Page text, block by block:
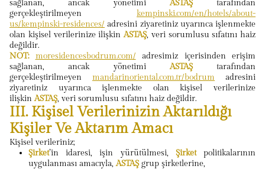
sağlanan, ancak yönetimiASTAŞtarafından
gerçekleştirilmeyen kempinski.com/en/hotels/about-
us/kempinski-residences/ adresini ziyaretiniz uyarınca işlenmekte
olan kişisel verilerinize ilişkinASTAŞ, veri sorumlusu sıfatını haiz
değildir.
NOT:
moresidencesbodrum.com/ adresimiz içerisinden erişim
sağlanan, ancak yönetimiASTAŞtarafından
gerçekleştirilmeyen mandarinoriental.com.tr/bodrum adresini
ziyaretiniz uyarınca işlenmekte olan kişisel verilerinize
ilişkinASTAŞ, veri sorumlusu sıfatını haiz değildir.
III. Kişisel Verilerinizin Aktarıldığı
Kişiler Ve Aktarım Amacı
Kişisel verileriniz;
Şirket’in idaresi, işin yürütülmesi, Şirketpolitikalarının
uygulanması amacıyla,ASTAŞ grup şirketlerine,